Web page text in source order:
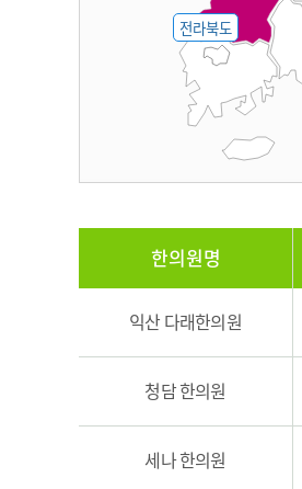
전라북도
한의원명
익산 다래한의원
청담 한의원
세나 한의원